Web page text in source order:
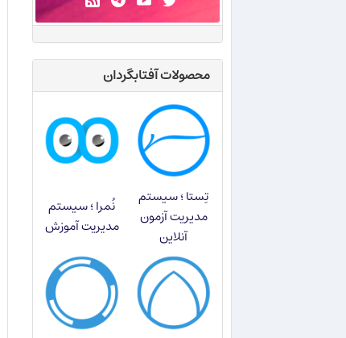
محصولات آفتابگردان
تِستا ؛ سیستم
مدیریت آزمون
آنلاین
نُمرا ؛ سیستم
مدیریت آموزش